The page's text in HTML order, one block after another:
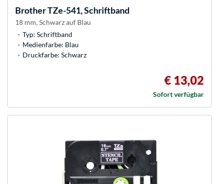
BrotherTZe-541, Schriftband
18 mm, Schwarz auf Blau
Typ: Schriftband
Medienfarbe: Blau
Druckfarbe: Schwarz
€ 13,02
Sofort verfügbar